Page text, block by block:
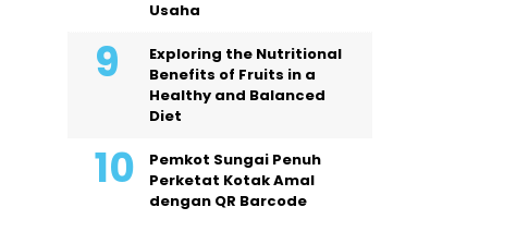
Usaha
Exploring the Nutritional
Benefits of Fruits in a
Healthy and Balanced
Diet
Pemkot Sungai Penuh
Perketat Kotak Amal
dengan QR Barcode